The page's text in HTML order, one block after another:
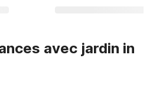
avec jardin in